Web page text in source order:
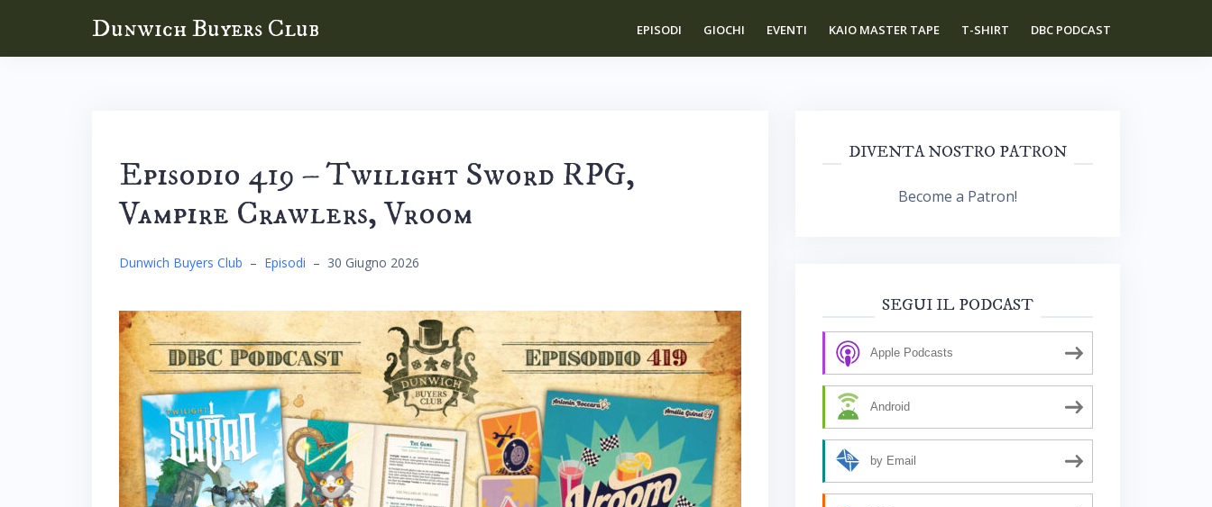
Dunwich Buyers Club EPISODI GIOCHI EVENTI KAIO MASTER TAPE T-SHIRT DBC PODCAST
Episodio 419 – Twilight Sword RPG,
Vampire Crawlers, Vroom
Dunwich Buyers Club – Episodi – 30 Giugno 2026
DIVENTA NOSTRO PATRON
Become a Patron!
SEGUI IL PODCAST
Apple Podcasts
Android
by Email